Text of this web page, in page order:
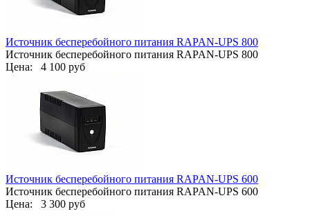
Источник бесперебойного питания RAPAN-UPS 800
Источник бесперебойного питания RAPAN-UPS 800
Цена: 4 100 руб
Источник бесперебойного питания RAPAN-UPS 600
Источник бесперебойного питания RAPAN-UPS 600
Цена: 3 300 руб